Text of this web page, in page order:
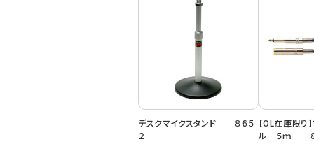
デスクマイクスタンド ８６５
２
【OL在庫限り
ル ５ｍ ８